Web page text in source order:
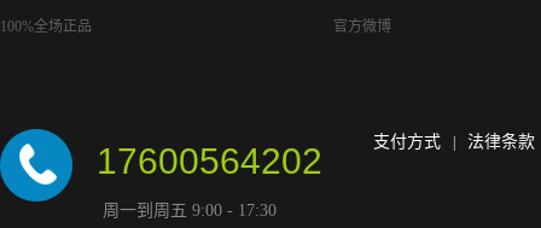
100%全场正品 官方微博
17600564202
周一到周五 9:00 - 17:30
支付方式 法律条款